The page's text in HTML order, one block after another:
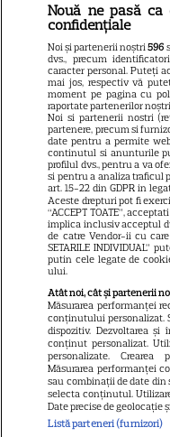
Copyright2026Ringier
Nouă ne pasă ca
confidențiale
Noi și partenerii noștri596
dvs., precum
caracter personal. Puteți
mai jos, respectiv vă
moment pe pagina cu
raportate partenerilor
Noi si partenerii nostri
partenere, precum si
date pentru a permite
continutul si anunturile
profilul dvs., pentru a va
si pentru a analiza traficul
art. 15-22 din GDPR in
Aceste drepturi pot fi
“ACCEPT TOATE”,
implica inclusiv acceptul
de catre Vendor-ii cu
SETARILE INDIVIDUAL”
putin cele legate de
ului.
Atât noi, cât și partenerii
Măsurarea performanței
conținutului personalizat.
dispozitiv. Dezvoltarea și
conținut personalizat.
personalizate. Crearea
Măsurarea performanței
sau combinații de date
selecta conținutul.
Date precise de geolocație
Listă parteneri (furnizori)